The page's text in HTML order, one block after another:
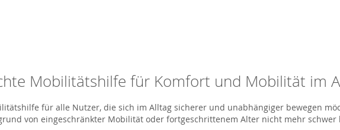
Mobilitätshilfe für Komfort und Mobilität im
für alle Nutzer, die sich im Alltag sicherer und unabhängiger bewegen
von eingeschränkter Mobilität oder fortgeschrittenem Alter nicht mehr schwer